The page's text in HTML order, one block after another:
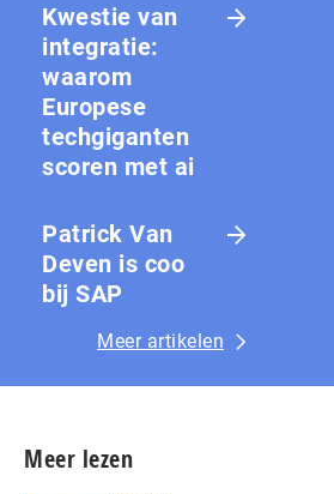
Kwestie van
integratie:
waarom
Europese
techgiganten
scoren met ai
Patrick Van
Deven is coo
bij SAP
Meer artikelen
Meer lezen